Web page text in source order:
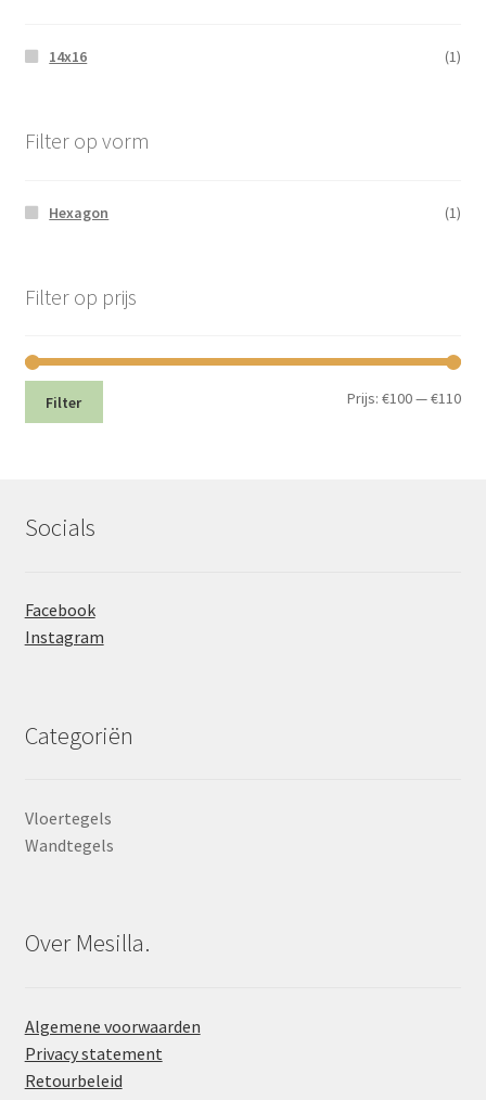
14x16 (1)
Filter op vorm
Hexagon (1)
Filter op prijs
Min.
Filter Prijs:€100—€110
Socials
Facebook
Instagram
Categoriën
Vloertegels
Wandtegels
Over Mesilla.
Algemene voorwaarden
Privacy statement
Retourbeleid